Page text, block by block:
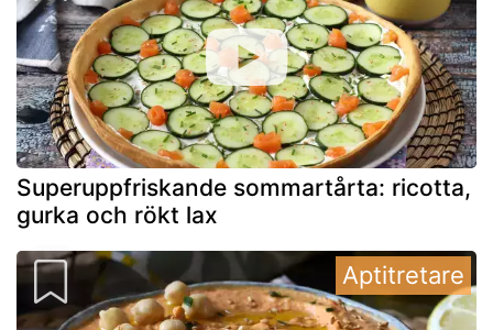
Superuppfriskande sommartårta: ricotta,
gurka och rökt lax
Aptitretare